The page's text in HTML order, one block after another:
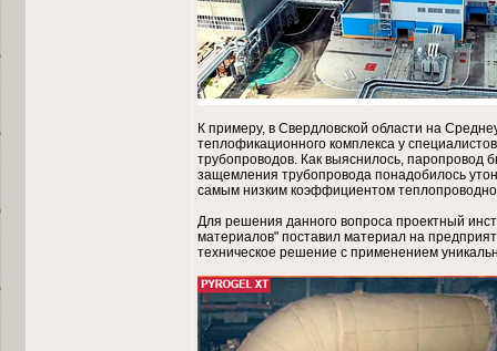
К примеру, в Свердловской области на
теплофикационного комплекса у
трубопроводов. Как выяснилось, паропровод
защемления трубопровода понадобилось
самым низким коэффициентом
Для решения данного вопроса проектный
материалов" поставил материал на
техническое решение с применением